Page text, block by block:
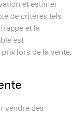
et estimer
de critères tels
et la
est
lors de la vente.
vendre des